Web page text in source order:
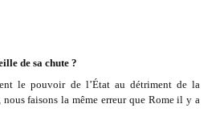
de sa chute ?
le pouvoir de l’État au détriment de la
faisons la même erreur que Rome il y a